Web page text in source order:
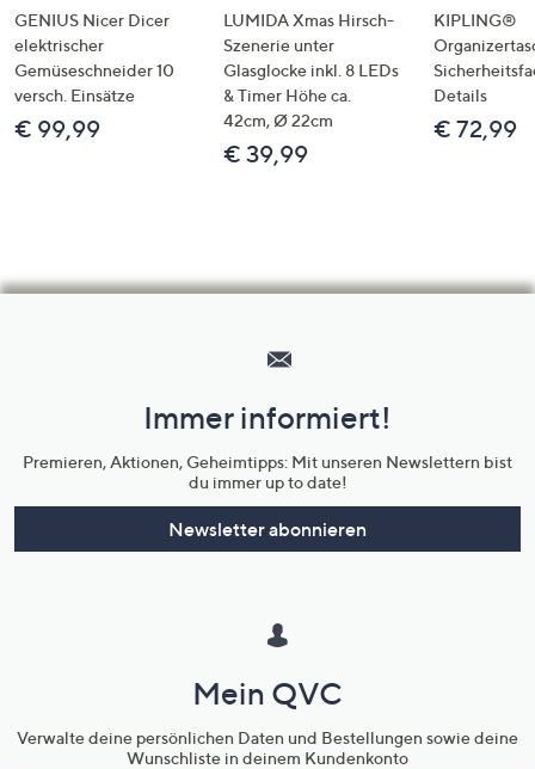
GENIUS Nicer Dicer
elektrischer
Gemüseschneider 10
versch. Einsätze
€ 99,99
LUMIDA Xmas Hirsch-
Szenerie unter
Glasglocke inkl. 8 LEDs
& Timer Höhe ca.
42cm, Ø 22cm
€ 39,99
KIPLING®
Details
€ 72,99
Unternehmensinformationen
Immer informiert!
Premieren, Aktionen, Geheimtipps: Mit unseren Newslettern bist
du immer up to date!
Newsletter abonnieren
Mein QVC
Verwalte deine persönlichen Daten und Bestellungen sowie deine
Wunschliste in deinem Kundenkonto